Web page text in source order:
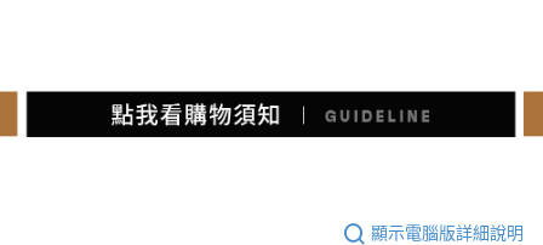
顯示電腦版詳細說明